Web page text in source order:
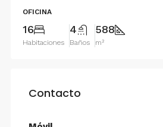
OFICINA
16
Habitaciones
4
Baños
588
m²
Contacto